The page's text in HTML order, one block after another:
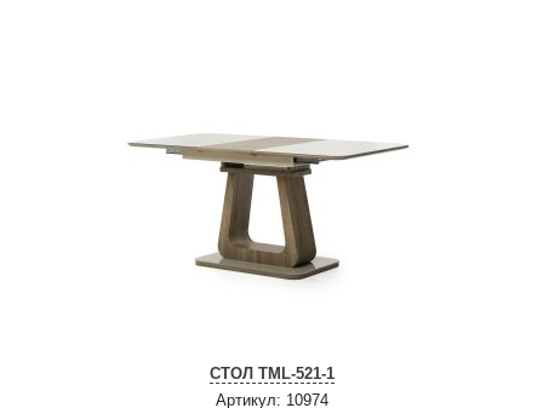
СТОЛ ТМL-521-1
Артикул: 10974